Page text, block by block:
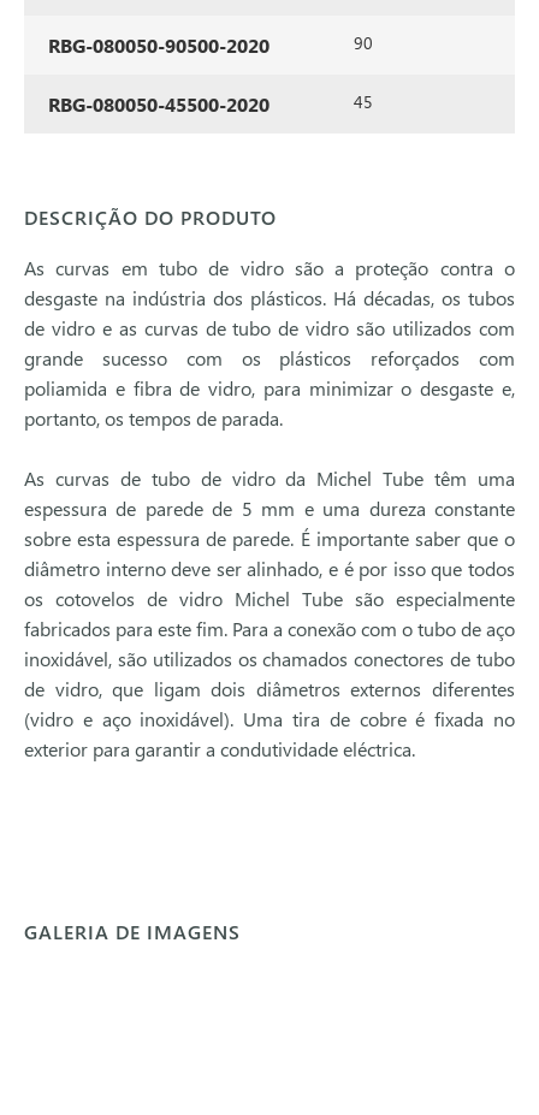
RBG-080050-90500-2020 90
RBG-080050-45500-2020 45
DESCRIÇÃO DO PRODUTO
As curvas em tubo de vidro são a proteção contra o
desgaste na indústria dos plásticos. Há décadas, os tubos
de vidro e as curvas de tubo de vidro são utilizados com
grande sucesso com os plásticos reforçados com
poliamida e fibra de vidro, para minimizar o desgaste e,
portanto, os tempos de parada.
As curvas de tubo de vidro da Michel Tube têm uma
espessura de parede de 5 mm e uma dureza constante
sobre esta espessura de parede. É importante saber que o
diâmetro interno deve ser alinhado, e é por isso que todos
os cotovelos de vidro Michel Tube são especialmente
fabricados para este fim. Para a conexão com o tubo de aço
inoxidável, são utilizados os chamados conectores de tubo
de vidro, que ligam dois diâmetros externos diferentes
(vidro e aço inoxidável). Uma tira de cobre é fixada no
exterior para garantir a condutividade eléctrica.
GALERIA DE IMAGENS